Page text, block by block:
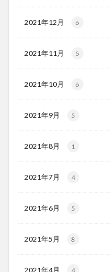
2021年12月 6
2021年11月 5
2021年10月 6
2021年9月 5
2021年8月 1
2021年7月 4
2021年6月 5
2021年5月 8
2021年4月 4